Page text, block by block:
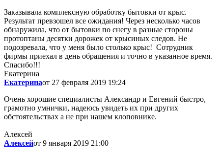
Заказывала комплексную обработку бытовки от крыс.
Результат превзошел все ожидания! Через несколько часов
обнаружила, что от бытовки по снегу в разные стороны
протоптаны десятки дорожек от крысиных следов. Не
подозревала, что у меня было столько крыс! Сотрудник
фирмы приехал в день обращения и точно в указанное время.
Спасибо!!!
Екатерина
Екатеринаот 27 февраля 2019 19:24
Очень хорошие специалисты Александр и Евгений быстро,
грамотно умнички, надеюсь увидеть их при других
обстоятельствах а не при нашем клоповнике.
Алексей
Алексейот 9 января 2019 21:00